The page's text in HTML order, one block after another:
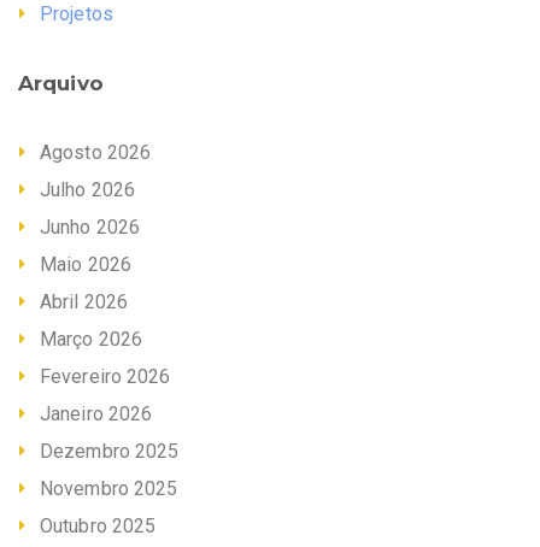
Projetos
Arquivo
Agosto 2026
Julho 2026
Junho 2026
Maio 2026
Abril 2026
Março 2026
Fevereiro 2026
Janeiro 2026
Dezembro 2025
Novembro 2025
Outubro 2025